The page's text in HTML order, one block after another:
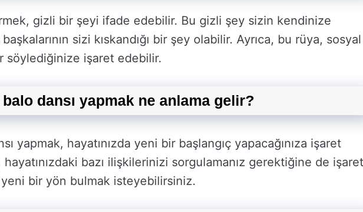
gizli bir şeyi ifade edebilir. Bu gizli şey sizin kendinize
başkalarının sizi kıskandığı bir şey olabilir. Ayrıca, bu rüya, sosyal
söylediğinize işaret edebilir.
dansı yapmak ne anlama gelir?
yapmak, hayatınızda yeni bir başlangıç yapacağınıza işaret
bazı ilişkilerinizi sorgulamanız gerektiğine de işaret
bir yön bulmak isteyebilirsiniz.